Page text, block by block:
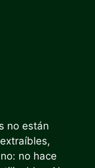
no están
no hace